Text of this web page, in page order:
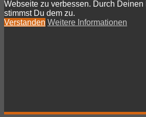
Webseite zu verbessen. Durch Deinen
stimmst Du dem zu.
Verstanden Weitere Informationen